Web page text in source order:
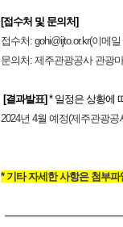
[접수처 및 문의처]
접수처: gohi@ijto.or.kr(이메
문의처: 제주관광공사 관광
[결과발표]* 일정은 상황에
2024년 4월 예정(제주관광
* 기타 자세한 사항은 첨부